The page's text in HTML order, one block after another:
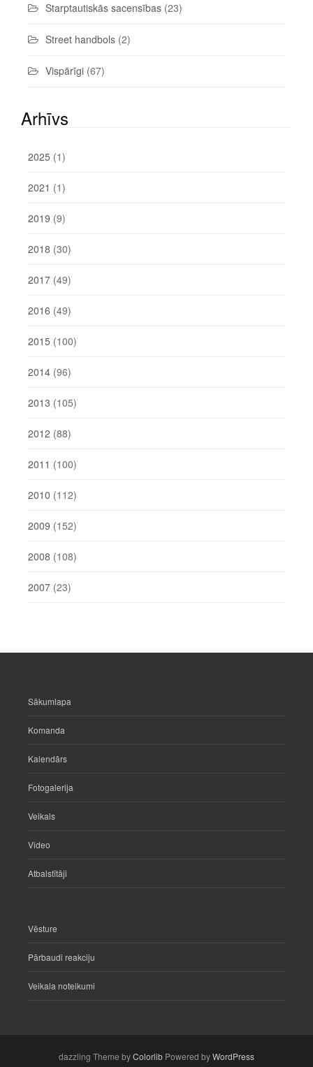
Starptautiskās sacensības (23)
Street handbols (2)
Vispārīgi (67)
Arhīvs
2025 (1)
2021 (1)
2019 (9)
2018 (30)
2017 (49)
2016 (49)
2015 (100)
2014 (96)
2013 (105)
2012 (88)
2011 (100)
2010 (112)
2009 (152)
2008 (108)
2007 (23)
Sākumlapa
Komanda
Kalendārs
Fotogalerija
Veikals
Video
Atbalstītāji
Vēsture
Pārbaudi reakciju
Veikala noteikumi
dazzling Theme byColorlib Powered byWordPress